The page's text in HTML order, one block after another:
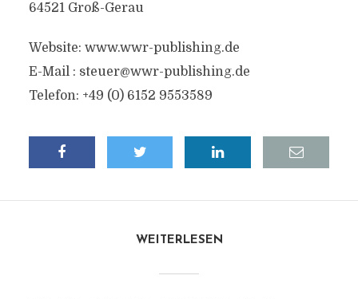
64521 Groß-Gerau
Website: www.wwr-publishing.de
E-Mail : steuer@wwr-publishing.de
Telefon: +49 (0) 6152 9553589
WEITERLESEN